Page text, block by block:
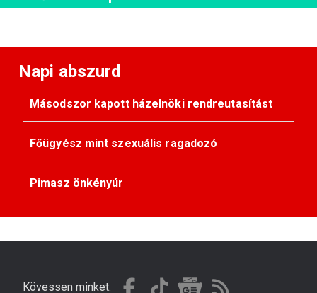
Napi abszurd
Másodszor kapott házelnöki rendreutasítást
Főügyész mint szexuális ragadozó
Pimasz önkényúr
Kövessen minket: